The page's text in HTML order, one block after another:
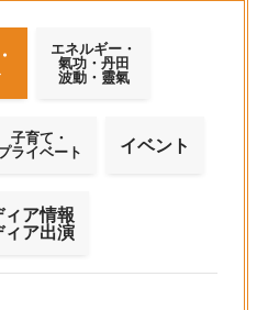
エネルギー・
氣功・丹田
波動・靈氣
子育て・
ライベート
イベント
ィア情報
ィア出演